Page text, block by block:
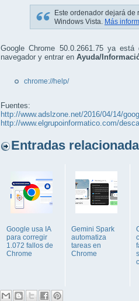
Este ordenador dejará
Windows Vista. Más
Google Chrome 50.0.2661.75 ya
navegador y entrar en Ayuda/
chrome://help/
Fuentes:
http://www.adslzone.net/2016/04/14/
http://www.elgrupoinformatico.com/
Entradas
Google usa IA
para corregir
1.072 fallos de
Chrome
Gemini Spark
automatiza
tareas en
Chrome